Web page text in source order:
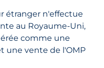
étranger n'effectue
au Royaume-Uni,
comme une
une vente de l'OMP